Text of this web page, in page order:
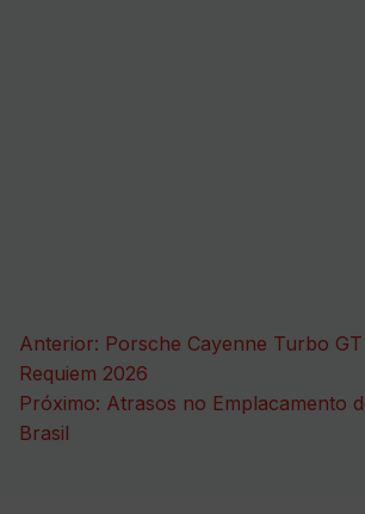
Navegação
de
Post
Anterior: Porsche Cayenne Turbo
Requiem 2026
Próximo: Atrasos no Emplacamento
Brasil